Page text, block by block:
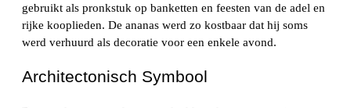
gebruikt als pronkstuk op banketten en feesten van de adel en
rijke kooplieden. De ananas werd zo kostbaar dat hij soms
werd verhuurd als decoratie voor een enkele avond.
Architectonisch Symbool